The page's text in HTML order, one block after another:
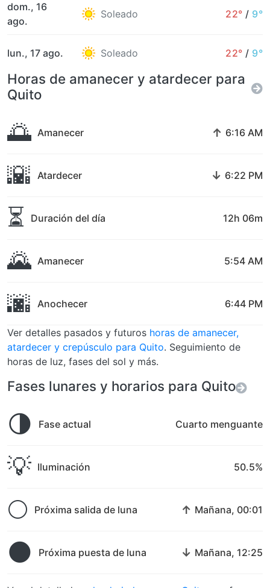
dom., 16
ago.
Soleado 22° / 9°
lun., 17 ago. Soleado 22° / 9°
Horas de amanecer y atardecer para
Quito
🌅 Amanecer ↑ 6:16 AM
🌇 Atardecer ↓ 6:22 PM
⏳ Duración del día 12h 06m
🌄 Amanecer 5:54 AM
🌆 Anochecer 6:44 PM
Ver detalles pasados y futuros horas de amanecer,
atardecer y crepúsculo para Quito. Seguimiento de
horas de luz, fases del sol y más.
Fases lunares y horarios para Quito
🌗 Fase actual Cuarto menguante
💡 Iluminación 50.5%
🌕 Próxima salida de luna ↑ Mañana, 00:01
🌑 Próxima puesta de luna ↓ Mañana, 12:25